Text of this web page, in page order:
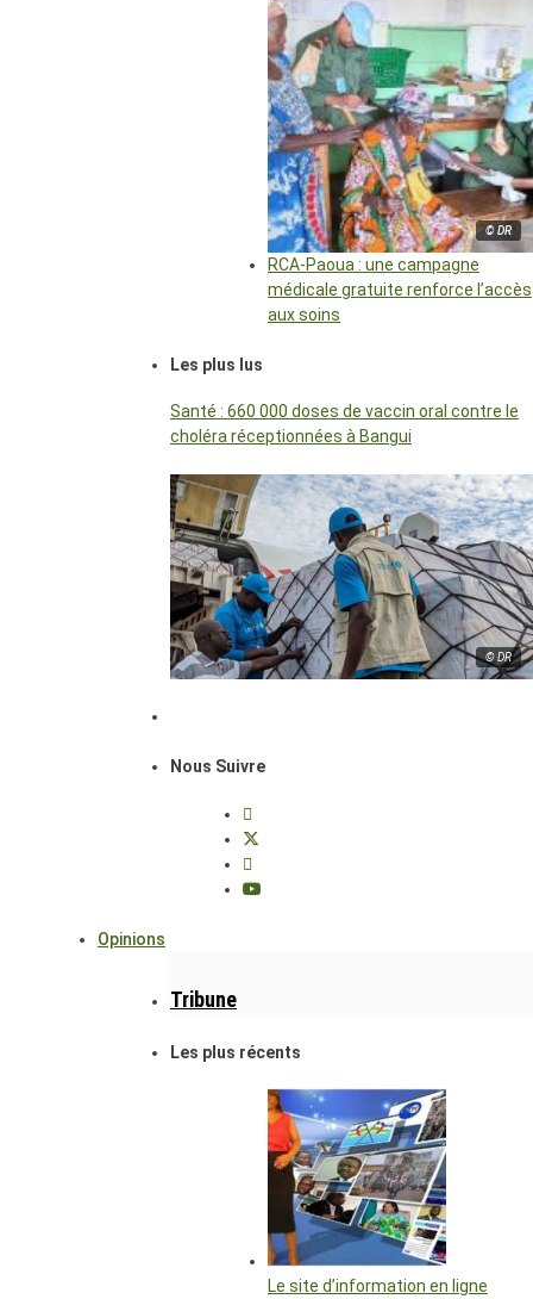
© DR
RCA-Paoua : une campagne
médicale gratuite renforce l’accès
aux soins
Les plus lus
Santé : 660 000 doses de vaccin oral contre le
choléra réceptionnées à Bangui
© DR
Nous Suivre
Opinions
Tribune
Les plus récents
Le site d’information en ligne